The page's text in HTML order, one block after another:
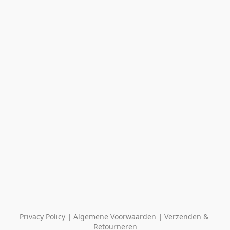
Privacy Policy | Algemene Voorwaarden | Verzenden &
Retourneren